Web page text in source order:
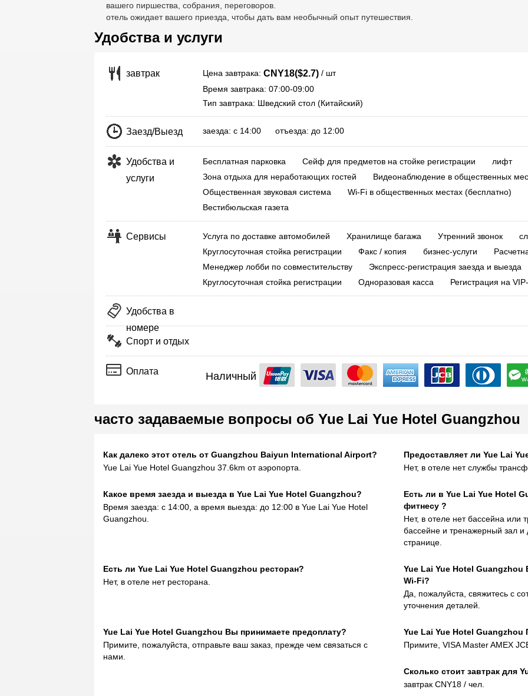
вашего пиршества, собрания, переговоров.
отель ожидает вашего приезда, чтобы дать вам необычный опыт путешествия.
Удобства и услуги
завтрак Цена завтрака: CNY18($2.7)/ шт
Время завтрака: 07:00-09:00
Тип завтрака: Шведский стол (Китайский)
Заезд/Выезд заезда: с 14:00 отъезда: до 12:00
Удобства и
услуги
Бесплатная парковка Сейф для предметов на стойке регистрации лифт
Зона отдыха для неработающих гостей
Видеонаблюдение в общественных
Общественная звуковая система
Wi-Fi в общественных местах (бесплатно)
Вестибюльская газета
Сервисы Услуга по доставке автомобилей Хранилище багажа Утренний звонок
Круглосуточная стойка регистрации
Факс / копия бизнес-услуги
Менеджер лобби по совместительству
Экспресс-регистрация заезда и выезда
Круглосуточная стойка регистрации
Одноразовая касса Регистрация на
Удобства в
номере
Спорт и отдых
Оплата Наличный
часто задаваемые вопросы об Yue Lai Yue Hotel Guangzhou
Как далеко этот отель от Guangzhou Baiyun International Airport?
Yue Lai Yue Hotel Guangzhou 37.6km от аэропорта.
Предоставляет ли Yue Lai
Нет, в отеле нет службы
Какое время заезда и выезда в Yue Lai Yue Hotel Guangzhou?
Время заезда: с 14:00, а время выезда: до 12:00 в Yue Lai Yue Hotel
Guangzhou.
Есть ли в Yue Lai Yue Hotel
фитнесу ?
Нет, в отеле нет бассейна
бассейне и тренажерный зал и
странице.
Eсть ли Yue Lai Yue Hotel Guangzhou ресторан?
Нет, в отеле нет ресторана.
Yue Lai Yue Hotel
Wi-Fi?
Да, пожалуйста, свяжитесь с
уточнения деталей.
Yue Lai Yue Hotel Guangzhou Вы принимаете предоплату?
Примите, пожалуйста, отправьте ваш заказ, прежде чем связаться с
нами.
Yue Lai Yue Hotel Guangzhou
Примите, VISA Master AMEX
Сколько стоит завтрак для
завтрак CNY18 / чел.